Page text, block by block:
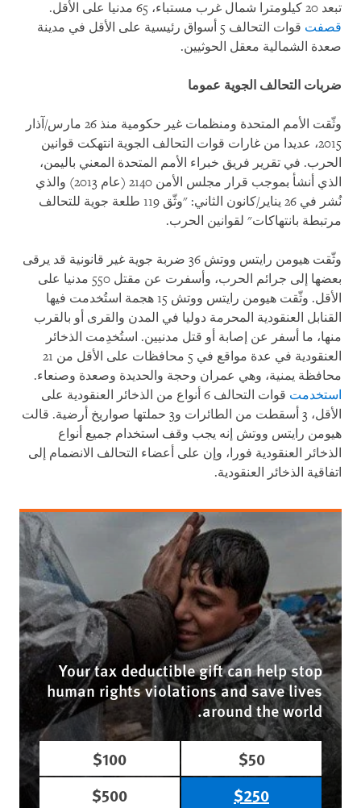
تبعد 20 كيلومترا شمال غرب مستباء، 65 مدنيا على الأقل.
قصفت
قوات التحالف 5 أسواق رئيسية على الأقل في مدينة
صعدة الشمالية معقل الحوثيين.
ضربات التحالف الجوية عموما
وثّقت الأمم المتحدة ومنظمات غير حكومية منذ 26 مارس/آذار
2015، عديدا من غارات قوات التحالف الجوية انتهكت قوانين
الحرب. في تقرير فريق خبراء الأمم المتحدة المعني باليمن،
الذي أنشأ بموجب قرار مجلس الأمن 2140 (عام 2013) والذي
نُشر في 26 يناير/كانون الثاني: "وثّق 119 طلعة جوية للتحالف
مرتبطة بانتهاكات" لقوانين الحرب.
وثّقت هيومن رايتس ووتش 36 ضربة جوية غير قانونية قد يرقى
بعضها إلى جرائم الحرب، وأسفرت عن مقتل 550 مدنيا على
الأقل. وثّقت هيومن رايتس ووتش 15 هجمة استُخدمت فيها
القنابل العنقودية المحرمة دوليا في المدن والقرى أو بالقرب
منها، ما أسفر عن إصابة أو قتل مدنيين. استُخدِمت الذخائر
العنقودية في عدة مواقع في 5 محافظات على الأقل من 21
محافظة يمنية، وهي عمران وحجة والحديدة وصعدة وصنعاء.
استخدمت
قوات التحالف 6 أنواع من الذخائر العنقودية على
الأقل، 3 أسقطت من الطائرات و3 حملتها صواريخ أرضية. قالت
هيومن رايتس ووتش إنه يجب وقف استخدام جميع أنواع
الذخائر العنقودية فورا، وإن على أعضاء التحالف الانضمام إلى
اتفاقية الذخائر العنقودية.
Your tax deductible gift can help stop
human rights violations and save lives
around the world.
$50
$100
$250
$500